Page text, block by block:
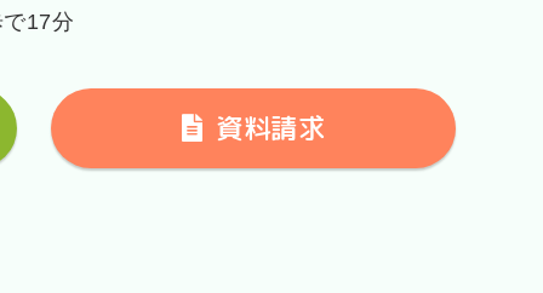
※イメー
17分
資料請求